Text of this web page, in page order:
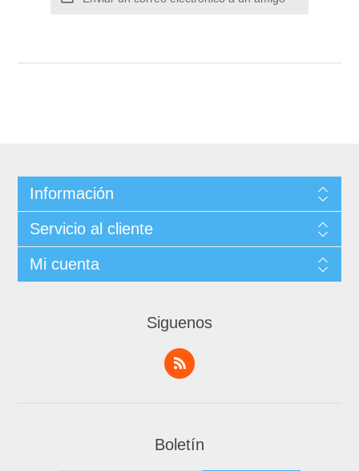
Información
Servicio al cliente
Mi cuenta
Siguenos
Boletín